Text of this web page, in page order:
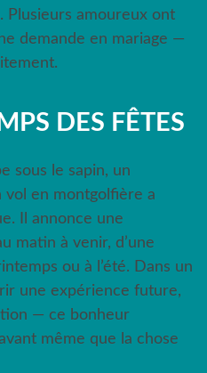
Plusieurs amoureux ont
demande en mariage —
DES FÊTES
sous le sapin, un
en montgolfière a
Il annonce une
matin à venir, d’une
ou à l’été. Dans un
une expérience future,
— ce bonheur
même que la chose